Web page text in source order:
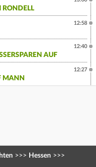
RONDELL
12:58
AUF
12:40
12:27
>>> Hessen >>>